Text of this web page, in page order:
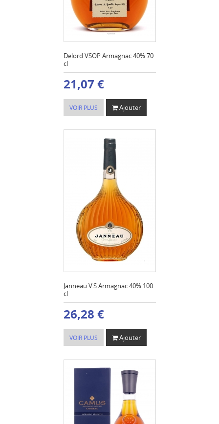
Delord VSOP Armagnac 40% 70
cl
21,07 €
VOIR PLUS Ajouter
Janneau V.S Armagnac 40% 100
cl
26,28 €
VOIR PLUS Ajouter